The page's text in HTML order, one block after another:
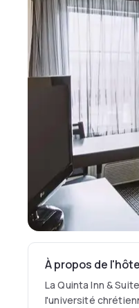
À propos de
La Quinta Inn &
l'université